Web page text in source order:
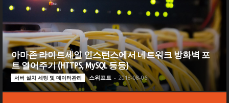
아마존 라이트세일 인스턴스에서 네트워크 방화벽 포
트 열어주기 (HTTPS, MySQL 등등)
서버 설치 세팅 및 데이터관리 스위프트 - 2018-08-06